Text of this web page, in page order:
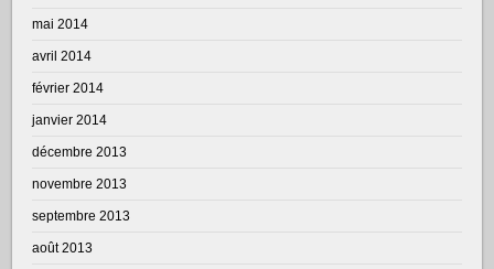
mai 2014
avril 2014
février 2014
janvier 2014
décembre 2013
novembre 2013
septembre 2013
août 2013